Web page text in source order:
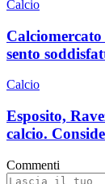
Calcio
sento
Calcio
Esposito,
calcio.
Commenti